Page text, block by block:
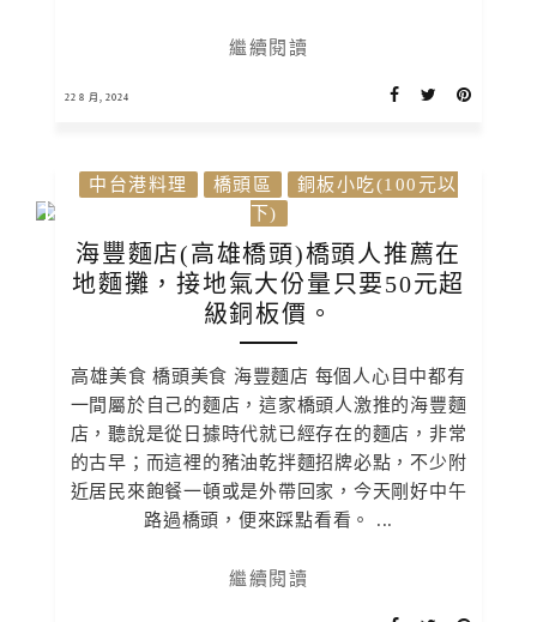
繼續閱讀
22 8 月, 2024
中台港料理 橋頭區
銅板小吃(100元以
下)
海豐麵店(高雄橋頭)橋頭人推薦在
地麵攤，接地氣大份量只要50元超
級銅板價。
高雄美食 橋頭美食 海豐麵店 每個人心目中都有
一間屬於自己的麵店，這家橋頭人激推的海豐麵
店，聽說是從日據時代就已經存在的麵店，非常
的古早；而這裡的豬油乾拌麵招牌必點，不少附
近居民來飽餐一頓或是外帶回家，今天剛好中午
路過橋頭，便來踩點看看。 ...
繼續閱讀